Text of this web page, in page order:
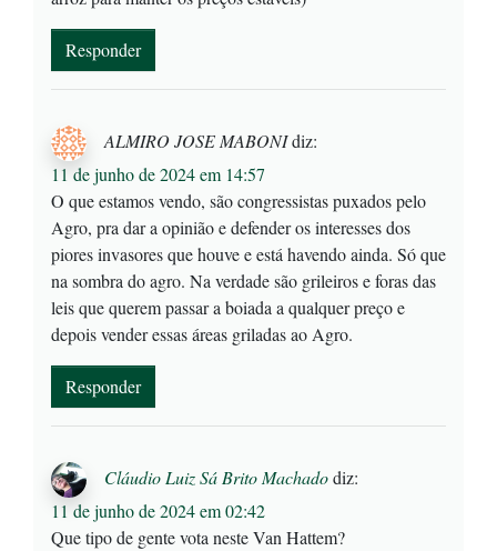
Responder
ALMIRO JOSE MABONIdiz:
11 de junho de 2024 em 14:57
O que estamos vendo, são congressistas puxados pelo
Agro, pra dar a opinião e defender os interesses dos
piores invasores que houve e está havendo ainda. Só que
na sombra do agro. Na verdade são grileiros e foras das
leis que querem passar a boiada a qualquer preço e
depois vender essas áreas griladas ao Agro.
Responder
Cláudio Luiz Sá Brito Machadodiz:
11 de junho de 2024 em 02:42
Que tipo de gente vota neste Van Hattem?